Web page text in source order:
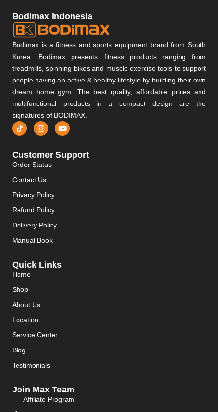
Bodimax Indonesia
Bodimax is a fitness and sports equipment brand from South
Korea. Bodimax presents fitness products ranging from
treadmills, spinning bikes and muscle exercise tools to support
people having an active & healthy lifestyle by building their own
dream home gym. The best quality, affordable prices and
multifunctional products in a compact design are the
signatures of BODIMAX.
Customer Support
Order Status
Contact Us
Privacy Policy
Refund Policy
Delivery Policy
Manual Book
Quick Links
Home
Shop
About Us
Location
Service Center
Blog
Testimonials
Join Max Team
Affiliate Program